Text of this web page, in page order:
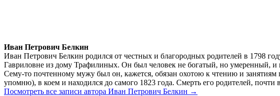
Иван Петрович Белкин
Иван Петрович Белкин родился от честных и благородных родителей в 1798
Гавриловне из дому Трафилиных. Он был человек не богатый, но умеренный, и
Сему-то почтенному мужу был он, кажется, обязан охотою к чтению и
упомню), в коем и находился до самого 1823 года. Смерть его родителей,
Посмотреть все записи автора Иван Петрович Белкин →